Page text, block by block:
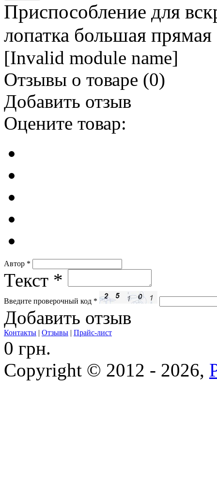
Приспособление для
лопатка большая прямая
[Invalid module name]
Отзывы о товаре (0)
Добавить отзыв
Оцените товар:
Автор *
Текст *
Введите проверочный код *
Добавить отзыв
Контакты | Отзывы | Прайс-лист
0 грн.
Copyright © 2012 - 2026,